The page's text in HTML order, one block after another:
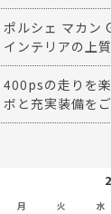
ポルシェ マカン
インテリアの上
400psの走りを
ボと充実装備を
月 火 水